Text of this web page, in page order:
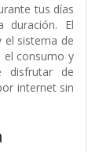
tus días
duración. El
el sistema de
el consumo y
disfrutar de
internet sin